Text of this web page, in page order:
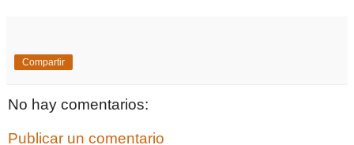
Compartir
No hay comentarios:
Publicar un comentario